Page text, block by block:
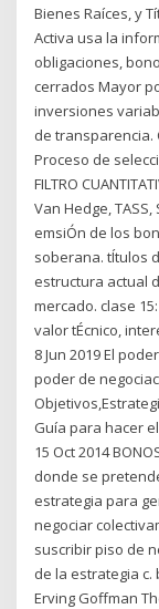
Bienes Raíces, y
Activa usa la
obligaciones,
cerrados Mayor
inversiones
de transparencia.
Proceso de
FILTRO
Van Hedge,
emsiÓn de los
soberana. tÍtulos
estructura actual
mercado. clase
valor tÉcnico,
8 Jun 2019 El
poder de
Guía para hacer
15 Oct 2014
donde se
estrategia para
negociar
suscribir piso de
de la estrategia c.
Erving Goffman